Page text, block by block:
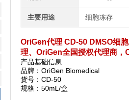
主要用途 细胞冻存
OriGen代理 CD-50 DMSO细
理、OriGen全国授权代理商
产品基础信息
品牌：OriGen Biomedical
货号：CD-50
规格：50mL/盒